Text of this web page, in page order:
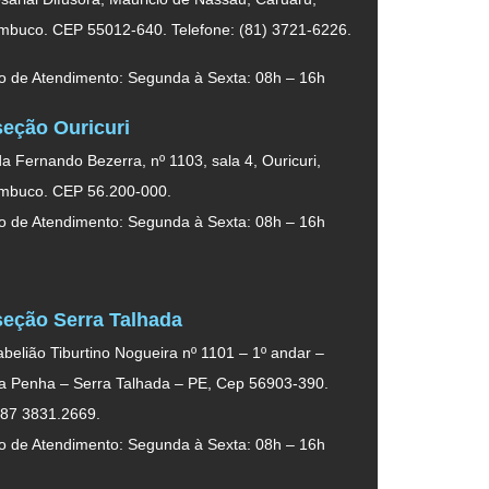
CEP 55012-640. Telefone: (81) 3721-6226.
de Atendimento: Segunda à Sexta: 08h – 16h
Ouricuri
Fernando Bezerra, nº 1103, sala 4, Ouricuri,
CEP 56.200-000.
de Atendimento: Segunda à Sexta: 08h – 16h
Serra Talhada
Tiburtino Nogueira nº 1101 – 1º andar –
Penha – Serra Talhada – PE, Cep 56903-390.
3831.2669.
de Atendimento: Segunda à Sexta: 08h – 16h